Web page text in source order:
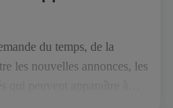
du temps, de la
les nouvelles annonces, les